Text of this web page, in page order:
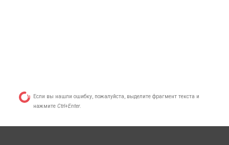
Если вы нашли ошибку, пожалуйста, выделите фрагмент текста и
нажмите Ctrl+Enter.